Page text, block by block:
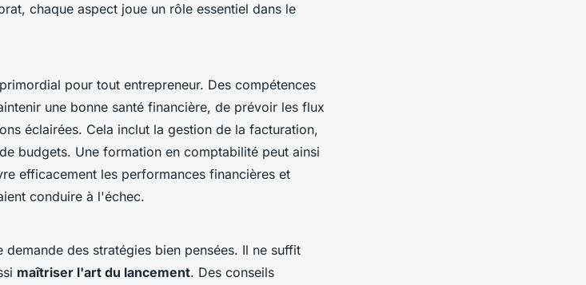
chaque aspect joue un rôle essentiel dans le
pour tout entrepreneur. Des compétences
une bonne santé financière, de prévoir les flux
éclairées. Cela inclut la gestion de la facturation,
budgets. Une formation en comptabilité peut ainsi
efficacement les performances financières et
conduire à l'échec.
des stratégies bien pensées. Il ne suffit
maîtriser l'art du lancement. Des conseils